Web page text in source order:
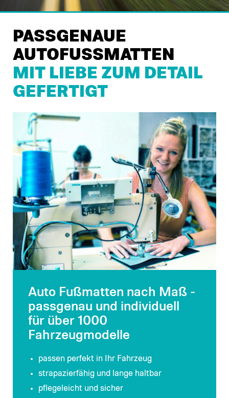
PASSGENAUE
AUTOFUSSMATTEN
MIT LIEBE ZUM DETAIL
GEFERTIGT
Auto Fußmatten nach Maß -
passgenau und individuell
für über 1000
Fahrzeugmodelle
passen perfekt in Ihr Fahrzeug
strapazierfähig und lange haltbar
pflegeleicht und sicher